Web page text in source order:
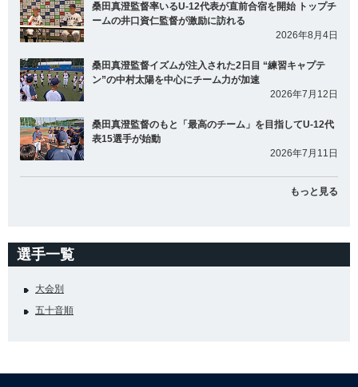
桑田真澄監督率いるU-12代表が直前合宿を開始 トップチ
ームの井口資仁監督が激励に訪れる
2026年8月4日
桑田真澄監督イズムが注入された2日目 “練習キャプテ
ン”の中村太陽を中心にチーム力が加速
2026年7月12日
桑田真澄監督のもと「最高のチーム」を目指してU-12代
表15選手が始動
2026年7月11日
もっと見る
選手一覧
大会別
五十音順